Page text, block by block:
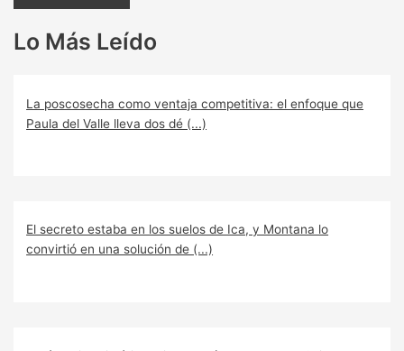
Lo Más Leído
La poscosecha como ventaja competitiva: el enfoque que
Paula del Valle lleva dos dé (...)
El secreto estaba en los suelos de Ica, y Montana lo
convirtió en una solución de (...)